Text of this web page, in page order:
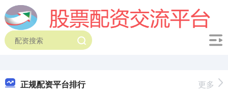
正规配资平台排行 更多